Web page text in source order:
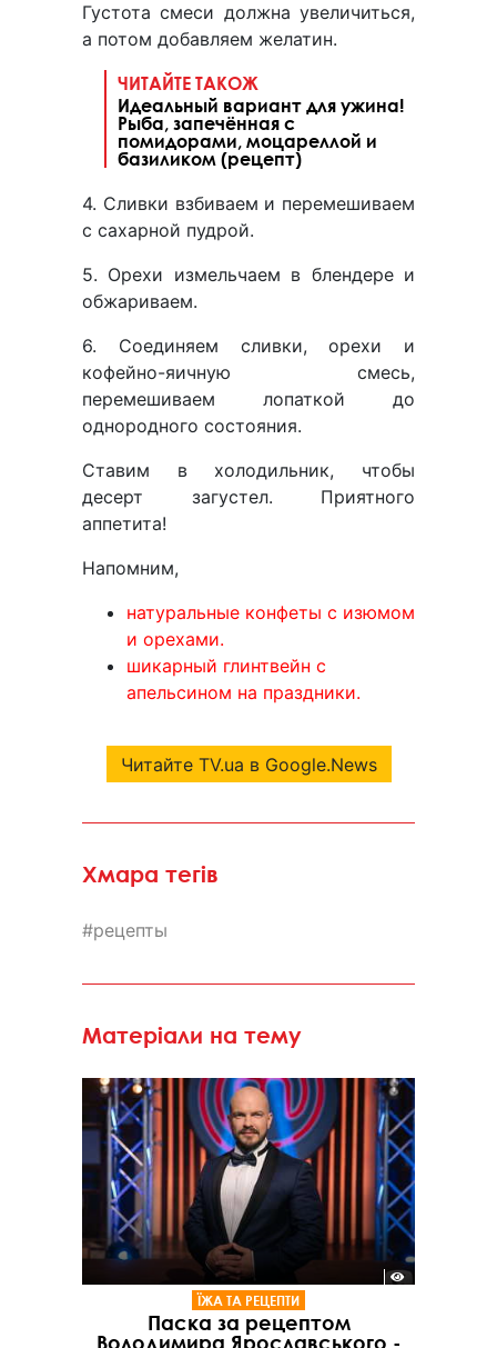
Густота смеси должна увеличиться,
а потом добавляем желатин.
ЧИТАЙТЕ ТАКОЖ
Идеальный вариант для ужина!
Рыба, запечённая с
помидорами, моцареллой и
базиликом (рецепт)
4. Сливки взбиваем и перемешиваем
с сахарной пудрой.
5. Орехи измельчаем в блендере и
обжариваем.
6. Соединяем сливки, орехи и
кофейно-яичную смесь,
перемешиваем лопаткой до
однородного состояния.
Ставим в холодильник, чтобы
десерт загустел. Приятного
аппетита!
Напомним,
натуральные конфеты с изюмом
и орехами.
шикарный глинтвейн с
апельсином на праздники.
Читайте TV.ua в Google.News
Хмара тегів
рецепты
Матеріали на тему
ЇЖА ТА РЕЦЕПТИ
Паска за рецептом
Володимира Ярославського -